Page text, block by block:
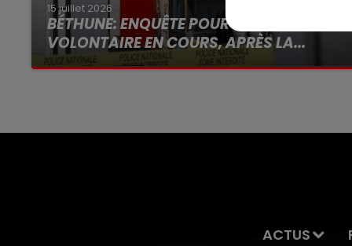
15 juillet 2026
BÉTHUNE: ENQUÊTE POUR HOMICIDE
VOLONTAIRE EN COURS, APRÈS LA...
Selon les premiers éléments, le logement
ACTUS